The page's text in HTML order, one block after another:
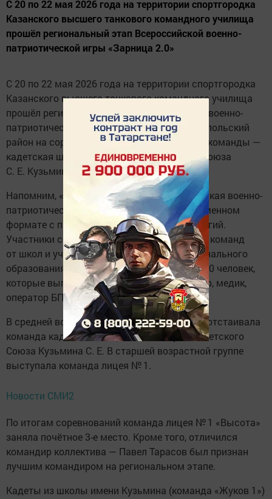
С 20 по 22 мая 2026 года на территории спортгородка
Казанского высшего танкового командного училища
прошёл региональный этап Всероссийской военно-
патриотической игры «Зарница 2.0»
С 20 по 22 мая 2026 года на территории спортгородка
Казанского высшего танкового командного училища
прошёл региональный этап Всероссийской военно-
патриотической игры «Зарница 2.0». Чистопольский
район на соревнованиях представляли две команды —
кадетская школа имени Героя Советского Союза
С. Е. Кузьмина и лицей № 1.
Напомним, «Зарница 2.0» — это всероссийская военно-
патриотическая игра в обновлённом современном
формате с применением цифровых технологий.
Участники соревнуются в составе сборных команд
от школ и учреждений среднего профессионального
образования. Каждая команда состоит из 10 человек,
которые выполняют разные роли: командир, медик,
оператор БПЛА, военкор, связист и другие.
В средней возрастной группе честь района отстаивала
команда кадетской школы имени Героя Советского
Союза Кузьмина С. Е. В старшей возрастной группе
выступала команда лицея № 1.
Новости СМИ2
По итогам соревнований команда лицея № 1 «Высота»
заняла почётное 3-е место. Кроме того, отличился
командир коллектива — Павел Тарасов был признан
лучшим командиром на региональном этапе.
Кадеты из школы имени Кузьмина (команда «Жуков 1»)